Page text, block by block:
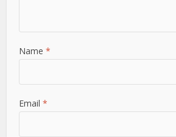
Name *
Email *